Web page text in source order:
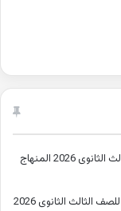
تحميل كتاب الامتحان في الكيمياء جزء الشرح للصف الثالث الثانوى 2026 المنهاج
تحميل كتاب المعاصر في التفاضل والتكامل جزء الشرح للصف الثالث الثانوى 2026